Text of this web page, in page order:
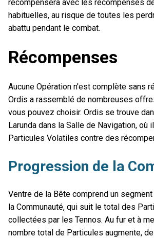
récompensera avec les récompenses
habituelles, au risque de toutes les
abattu pendant le combat.
Récompenses
Aucune Opération n'est complète sans
Ordis a rassemblé de nombreuses
vous pouvez choisir. Ordis se trouve
Larunda dans la Salle de Navigation, où
Particules Volatiles contre des
Progression de la
Ventre de la Bête comprend un
la Communauté, qui suit le total des
collectées par les Tennos. Au fur et à
nombre total de Particules augmente,